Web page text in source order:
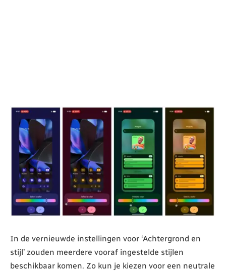
In de vernieuwde instellingen voor ‘Achtergrond en
stijl’ zouden meerdere vooraf ingestelde stijlen
beschikbaar komen. Zo kun je kiezen voor een neutrale